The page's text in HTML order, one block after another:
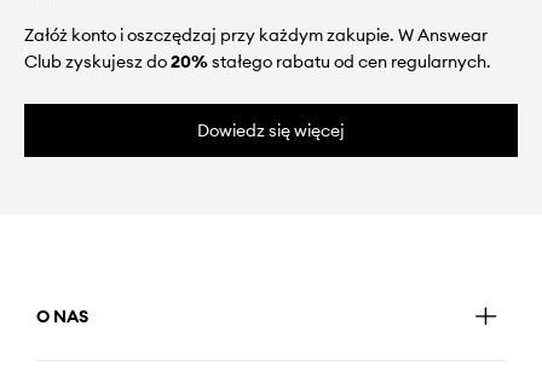
Załóż konto i oszczędzaj przy każdym zakupie. W Answear
Club zyskujesz do20%stałego rabatu od cen regularnych.
Dowiedz się więcej
O NAS